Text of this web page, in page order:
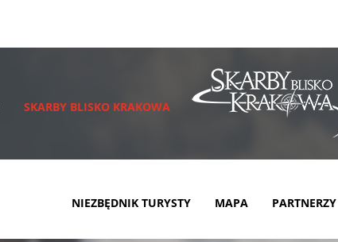
SKARBY BLISKO KRAKOWA
NIEZBĘDNIK TURYSTY MAPA PARTNERZY